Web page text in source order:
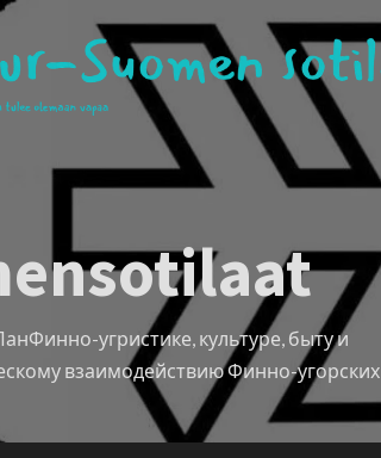
угристике, культуре, быту и
взаимодействию Финно-угорских